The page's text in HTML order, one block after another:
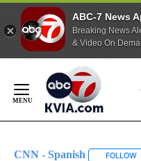
ABC-7 News
Breaking News
& Video On
Content
CNN - Spanish FOLLOW